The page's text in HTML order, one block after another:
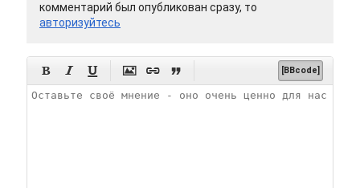
комментарий был опубликован сразу, то
авторизуйтесь
      [BBcode]